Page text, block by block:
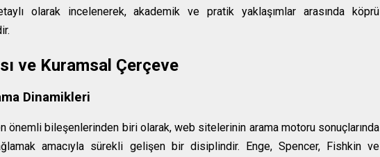
olarak incelenerek, akademik ve pratik yaklaşımlar arasında köprü
ve Kuramsal Çerçeve
Dinamikleri
önemli bileşenlerinden biri olarak, web sitelerinin arama motoru sonuçlarında
amacıyla sürekli gelişen bir disiplindir. Enge, Spencer, Fishkin ve